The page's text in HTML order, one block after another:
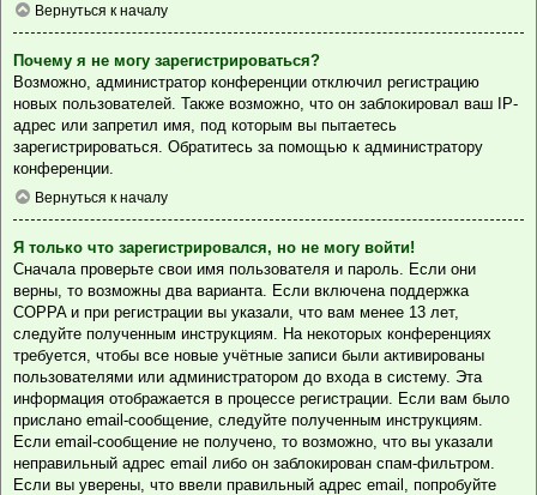
Вернуться к началу
Почему я не могу зарегистрироваться?
Возможно, администратор конференции отключил регистрацию
новых пользователей. Также возможно, что он заблокировал ваш IP-
адрес или запретил имя, под которым вы пытаетесь
зарегистрироваться. Обратитесь за помощью к администратору
конференции.
Вернуться к началу
Я только что зарегистрировался, но не могу войти!
Сначала проверьте свои имя пользователя и пароль. Если они
верны, то возможны два варианта. Если включена поддержка
COPPA и при регистрации вы указали, что вам менее 13 лет,
следуйте полученным инструкциям. На некоторых конференциях
требуется, чтобы все новые учётные записи были активированы
пользователями или администратором до входа в систему. Эта
информация отображается в процессе регистрации. Если вам было
прислано email-сообщение, следуйте полученным инструкциям.
Если email-сообщение не получено, то возможно, что вы указали
неправильный адрес email либо он заблокирован спам-фильтром.
Если вы уверены, что ввели правильный адрес email, попробуйте